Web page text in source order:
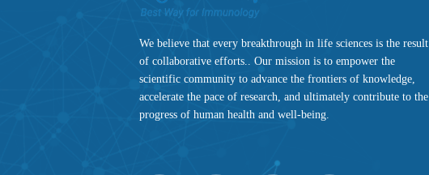
We believe that every breakthrough in life sciences is the result
of collaborative efforts.. Our mission is to empower the
scientific community to advance the frontiers of knowledge,
accelerate the pace of research, and ultimately contribute to the
progress of human health and well-being.